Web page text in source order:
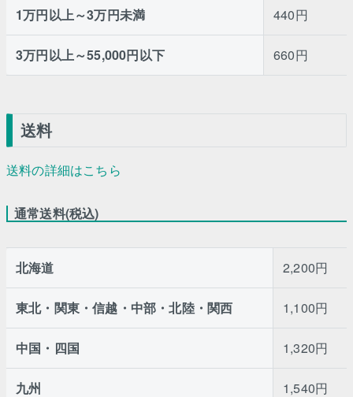
1万円以上～3万円未満 440円
3万円以上～55,000円以下 660円
送料
送料の詳細はこちら
通常送料(税込)
北海道 2,200円
東北・関東・信越・中部・北陸・関西 1,100円
中国・四国 1,320円
九州 1,540円